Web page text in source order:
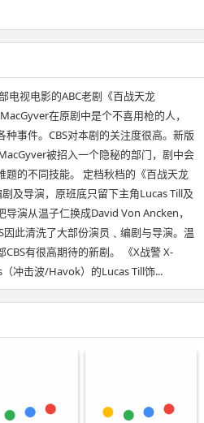
电视电影的ABC老剧《百战天龙
在原剧中是个不喜用枪的人，
事件。CBS对本剧的关注度很高。新版
被招入一个隐秘的部门，剧中会
题的不同技能。 定档秋档的《百战天龙
及导演，原班底只留下主角Lucas Till及
演从温子仁换成David Von Ancken，
此清洗了大部份演员﹑编剧与导演。温
有很高期待的新剧。 《X战警 X-
冲击波/Havok）的Lucas Till饰...